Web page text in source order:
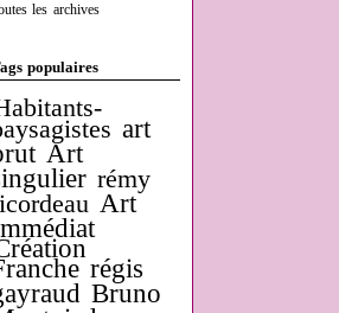
les archives
populaires
art
Art
rémy
Art
régis
Bruno